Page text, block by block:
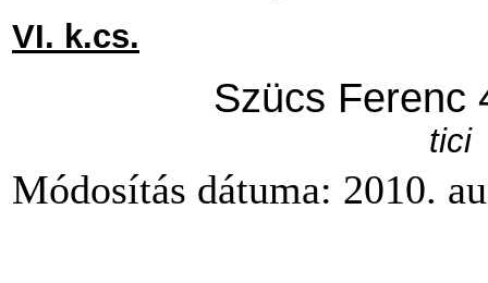
VI. k.cs.
Szücs Ferenc
tici
Módosítás dátuma: 2010.